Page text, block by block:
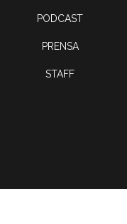
PODCAST
PRENSA
STAFF